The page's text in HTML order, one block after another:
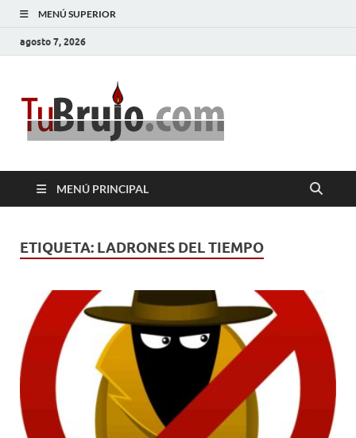
MENÚ SUPERIOR
agosto 7, 2026
MENÚ PRINCIPAL
ETIQUETA: LADRONES DEL TIEMPO